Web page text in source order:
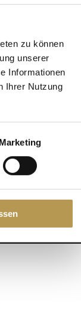
zu können
unserer
Informationen
Ihrer Nutzung
Marketing
Fitness 69+ mit